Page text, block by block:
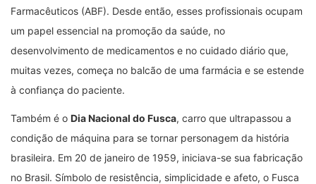
Farmacêuticos (ABF). Desde então, esses profissionais ocupam
um papel essencial na promoção da saúde, no
desenvolvimento de medicamentos e no cuidado diário que,
muitas vezes, começa no balcão de uma farmácia e se estende
à confiança do paciente.
Também é o Dia Nacional do Fusca, carro que ultrapassou a
condição de máquina para se tornar personagem da história
brasileira. Em 20 de janeiro de 1959, iniciava-se sua fabricação
no Brasil. Símbolo de resistência, simplicidade e afeto, o Fusca